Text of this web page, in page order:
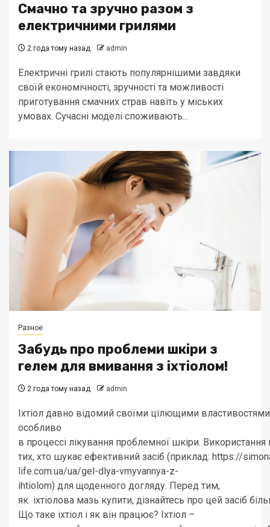
Смачно та зручно разом з
електричними грилями
2 года тому назад admin
Електричні грилі стають популярнішими завдяки
своїй економічності, зручності та можливості
приготування смачних страв навіть у міських
умовах. Сучасні моделі споживають...
Разное
Забудь про проблеми шкіри з
гелем для вмивання з іхтіолом!
2 года тому назад admin
Іхтіол давно відомий своїми цілющими
особливо
в процессі лікування проблемної шкіри.
тих, хто шукає ефективний засіб (приклад: https://
life.com.ua/ua/gel-dlya-vmyvannya-z-
ihtiolom) для щоденного догляду. Перед тим,
як іхтіолова мазь купити, дізнайтесь про цей засіб
Що таке іхтіол і як він працює? Іхтіол –